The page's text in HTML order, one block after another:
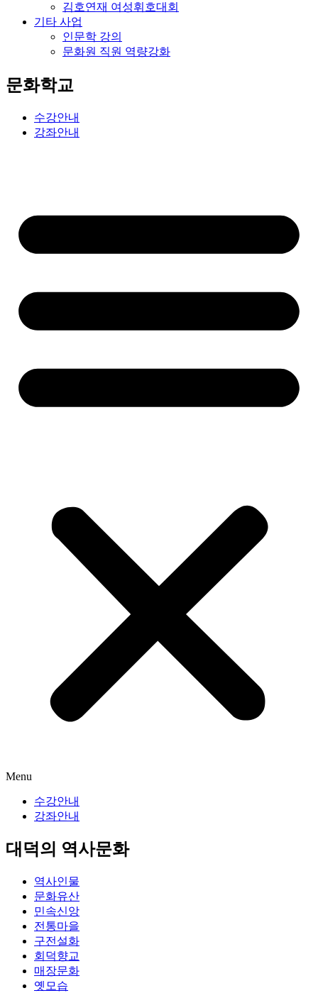
김호연재 여성휘호대회
기타 사업
인문학 강의
문화원 직원 역량강화
문화학교
수강안내
강좌안내
Menu
수강안내
강좌안내
대덕의 역사문화
역사인물
문화유산
민속신앙
전통마을
구전설화
회덕향교
매장문화
옛모습